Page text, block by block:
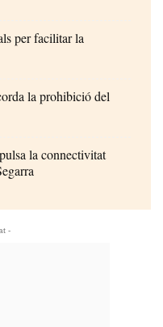
per facilitar la
la prohibició del
la connectivitat
-